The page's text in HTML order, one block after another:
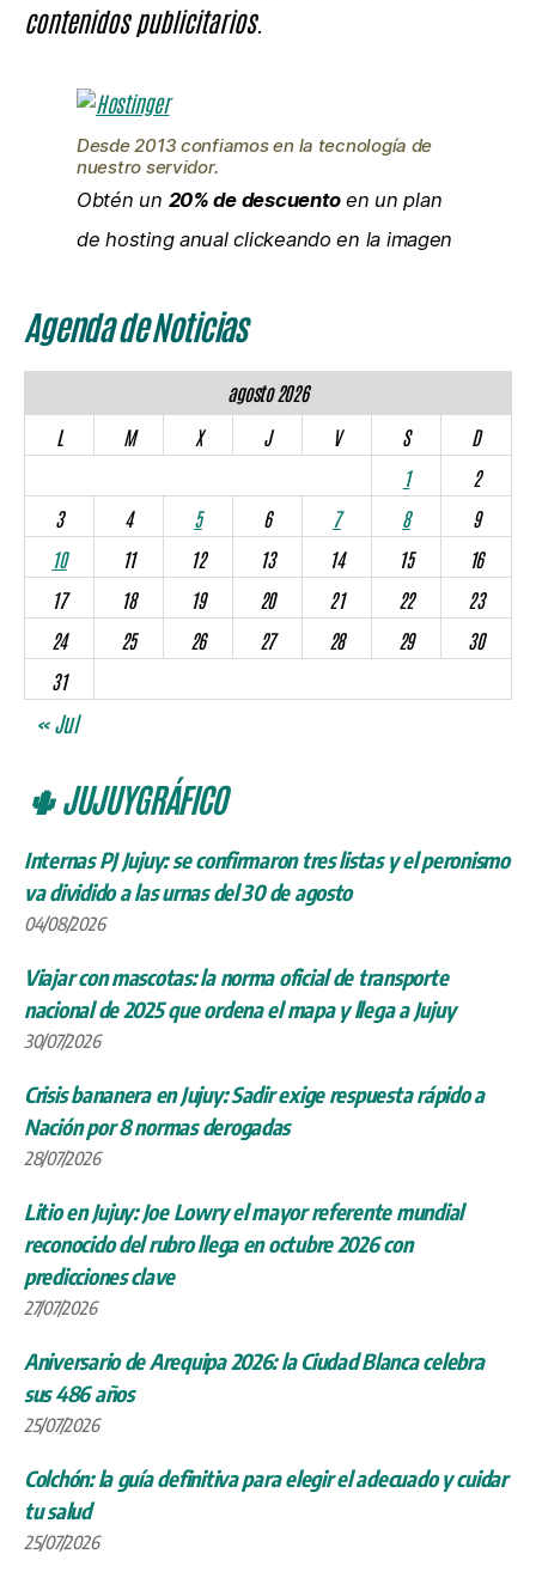
contenidos publicitarios.
Desde 2013 confiamos en la tecnología de
nuestro servidor.
Obtén un 20% de descuentoen un plan
de hosting anual clickeando en la imagen
Agenda de Noticias
agosto 2026
L
M X J V S
D
1
2
3
4 5 6 7 8
9
10
11 12 13 14 15
16
17
18 19 20 21 22
23
24
25 26 27 28 29
30
31
« Jul
🌵 JUJUYGRÁFICO
Internas PJ Jujuy: se confirmaron tres listas y el peronismo
va dividido a las urnas del 30 de agosto
04/08/2026
Viajar con mascotas: la norma oficial de transporte
nacional de 2025 que ordena el mapa y llega a Jujuy
30/07/2026
Crisis bananera en Jujuy: Sadir exige respuesta rápido a
Nación por 8 normas derogadas
28/07/2026
Litio en Jujuy: Joe Lowry el mayor referente mundial
reconocido del rubro llega en octubre 2026 con
predicciones clave
27/07/2026
Aniversario de Arequipa 2026: la Ciudad Blanca celebra
sus 486 años
25/07/2026
Colchón: la guía definitiva para elegir el adecuado y cuidar
tu salud
25/07/2026